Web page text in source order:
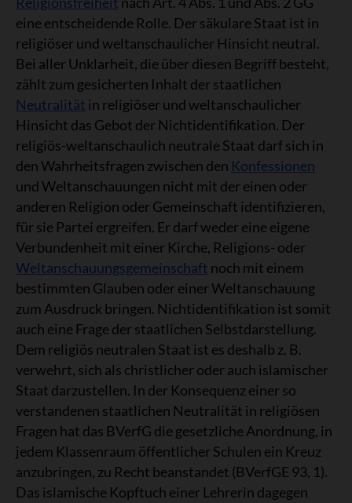
eine entscheidende Rolle. Der säkulare Staat ist in
religiöser und weltanschaulicher Hinsicht neutral.
Bei aller Unklarheit, die über diesen Begriff besteht,
zählt zum gesicherten Inhalt der staatlichen
Neutralität in religiöser und weltanschaulicher
Hinsicht das Gebot der Nichtidentifikation. Der
religiös-weltanschaulich neutrale Staat darf sich in
den Wahrheitsfragen zwischen den Konfessionen
und Weltanschauungen nicht mit der einen oder
anderen Religion oder Gemeinschaft identifizieren,
für sie Partei ergreifen. Er darf weder eine eigene
Verbundenheit mit einer Kirche, Religions- oder
Weltanschauungsgemeinschaft noch mit einem
bestimmten Glauben oder einer Weltanschauung
zum Ausdruck bringen. Nichtidentifikation ist somit
auch eine Frage der staatlichen Selbstdarstellung.
Dem religiös neutralen Staat ist es deshalb z. B.
verwehrt, sich als christlicher oder auch islamischer
Staat darzustellen. In der Konsequenz einer so
verstandenen staatlichen Neutralität in religiösen
Fragen hat das BVerfG die gesetzliche Anordnung, in
jedem Klassenraum öffentlicher Schulen ein Kreuz
anzubringen, zu Recht beanstandet (BVerfGE 93, 1).
Das islamische Kopftuch einer Lehrerin dagegen